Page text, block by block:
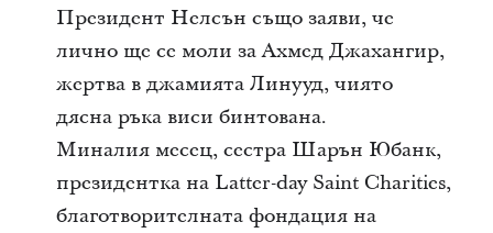
Президент Нелсън също заяви, че
лично ще се моли за Ахмед Джахангир,
жертва в джамията Линууд, чиято
дясна ръка виси бинтована.
Миналия месец, сестра Шарън Юбанк,
президентка на Latter-day Saint Charities,
благотворителната фондация на